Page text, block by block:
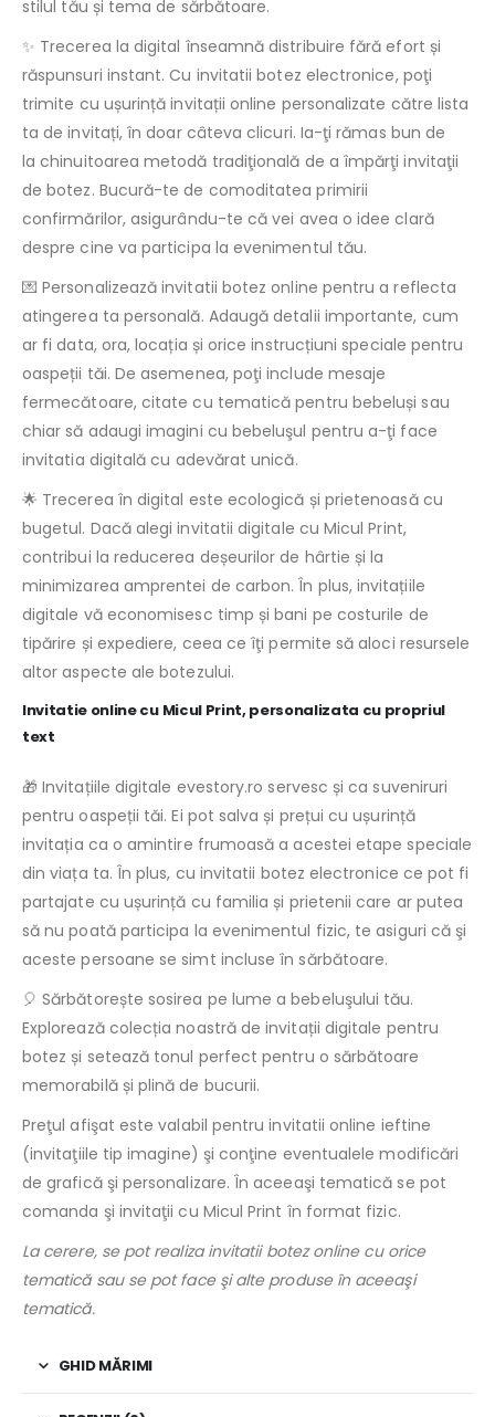
stilul tău și tema de sărbătoare.
✨ Trecerea la digital înseamnă distribuire fără efort și
răspunsuri instant. Cu invitatii botez electronice, poţi
trimite cu ușurință invitații online personalizate către lista
ta de invitați, în doar câteva clicuri. Ia-ţi rămas bun de
la chinuitoarea metodă tradiţională de a împărţi invitaţii
de botez. Bucură-te de comoditatea primirii
confirmărilor, asigurându-te că vei avea o idee clară
despre cine va participa la evenimentul tău.
💌 Personalizează invitatii botez online pentru a reflecta
atingerea ta personală. Adaugă detalii importante, cum
ar fi data, ora, locația și orice instrucțiuni speciale pentru
oaspeții tăi. De asemenea, poţi include mesaje
fermecătoare, citate cu tematică pentru bebeluși sau
chiar să adaugi imagini cu bebeluşul pentru a-ţi face
invitatia digitală cu adevărat unică.
🌟 Trecerea în digital este ecologică și prietenoasă cu
bugetul. Dacă alegi invitatii digitale cu Micul Print,
contribui la reducerea deșeurilor de hârtie și la
minimizarea amprentei de carbon. În plus, invitațiile
digitale vă economisesc timp și bani pe costurile de
tipărire și expediere, ceea ce îţi permite să aloci resursele
altor aspecte ale botezului.
Invitatie online cu Micul Print, personalizata cu propriul
text
🎁 Invitațiile digitale evestory.ro servesc și ca suveniruri
pentru oaspeții tăi. Ei pot salva și prețui cu ușurință
invitația ca o amintire frumoasă a acestei etape speciale
din viața ta. În plus, cu invitatii botez electronice ce pot fi
partajate cu ușurință cu familia și prietenii care ar putea
să nu poată participa la evenimentul fizic, te asiguri că şi
aceste persoane se simt incluse în sărbătoare.
🎈 Sărbătorește sosirea pe lume a bebeluşului tău.
Explorează colecția noastră de invitații digitale pentru
botez și setează tonul perfect pentru o sărbătoare
memorabilă și plină de bucurii.
Preţul afişat este valabil pentru invitatii online ieftine
(invitaţiile tip imagine) şi conţine eventualele modificări
de grafică şi personalizare. În aceeaşi tematică se pot
comanda şi invitaţii cu Micul Print în format fizic.
La cerere, se pot realiza invitatii botez online cu orice
tematică sau se pot face şi alte produse în aceeaşi
tematică.
GHID MĂRIMI